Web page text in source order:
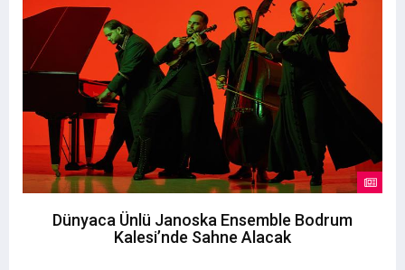
Dünyaca Ünlü Janoska Ensemble Bodrum
Kalesi’nde Sahne Alacak